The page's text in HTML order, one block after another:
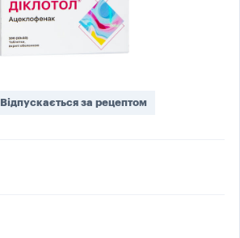
Відпускається за рецептом